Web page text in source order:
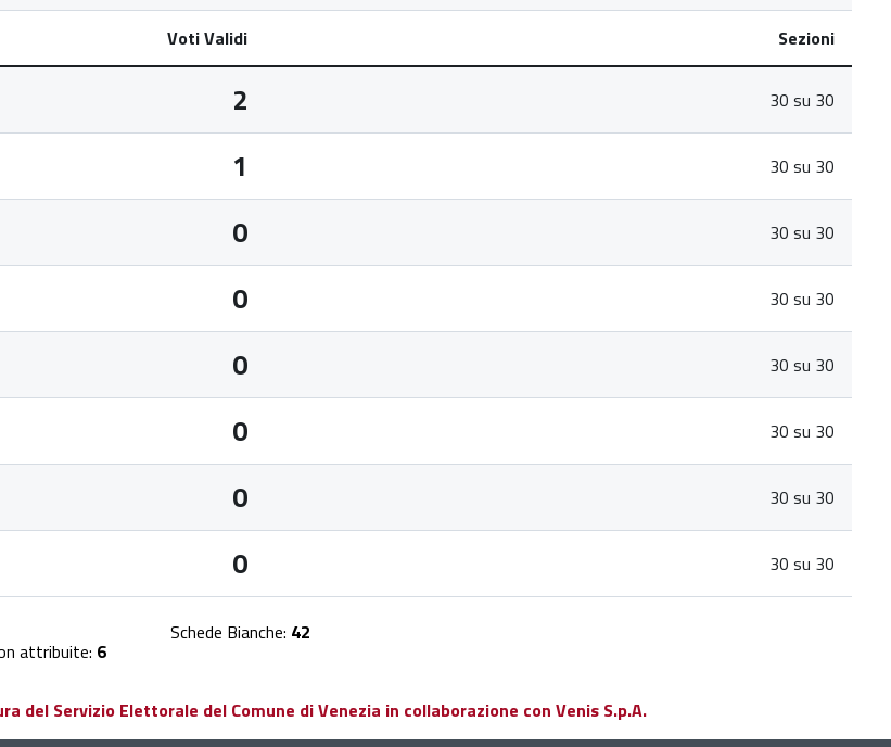
Voti Validi Sezioni
2 30 su 30
1 30 su 30
0 30 su 30
0 30 su 30
0 30 su 30
0 30 su 30
0 30 su 30
0 30 su 30
Schede Bianche: 42
attribuite: 6
Servizio Elettorale del Comune di Venezia in collaborazione con Venis S.p.A.